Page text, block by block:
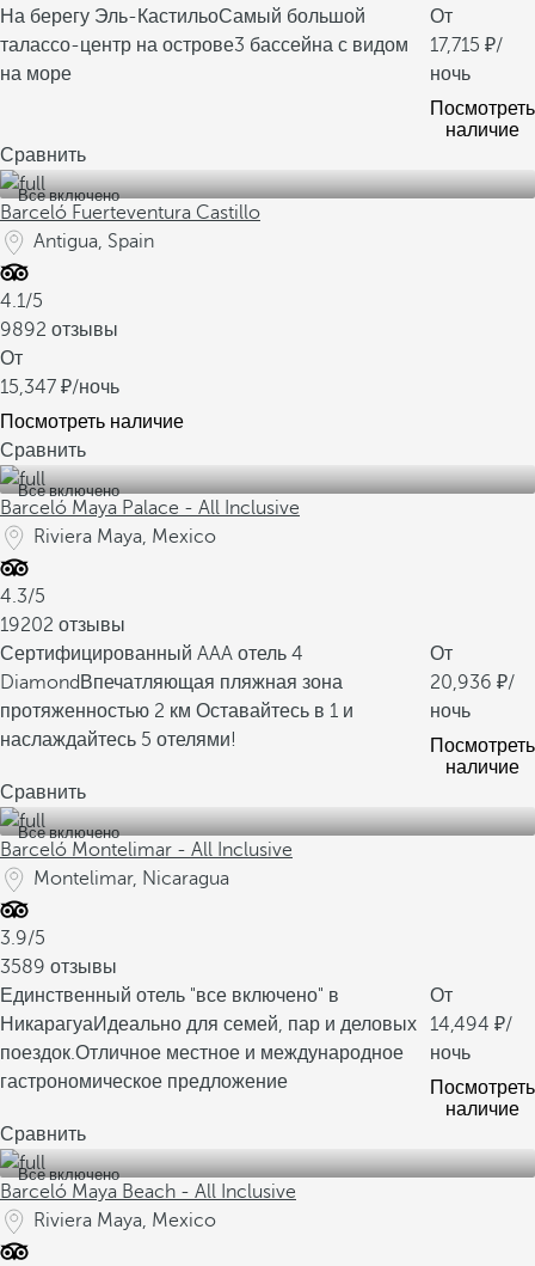
На берегу Эль-КастильоСамый большой
талассо-центр на острове3 бассейна с видом
на море
От
17,715
/
ночь
Посмотреть
наличие
Сравнить
Все включено
Barceló Fuerteventura Castillo
Antigua, Spain
4.1/5
9892 отзывы
От
15,347
/ночь
Посмотреть наличие
Сравнить
Все включено
Barceló Maya Palace - All Inclusive
Riviera Maya, Mexico
4.3/5
19202 отзывы
Сертифицированный AAA отель 4
Diamond Впечатляющая пляжная зона
протяженностью 2 км Оставайтесь в 1 и
наслаждайтесь 5 отелями!
От
20,936
/
ночь
Посмотреть
наличие
Сравнить
Все включено
Barceló Montelimar - All Inclusive
Montelimar, Nicaragua
3.9/5
3589 отзывы
Единственный отель "все включено" в
НикарагуаИдеально для семей, пар и деловых
поездок.Отличное местное и международное
гастрономическое предложение
От
14,494
/
ночь
Посмотреть
наличие
Сравнить
Все включено
Barceló Maya Beach - All Inclusive
Riviera Maya, Mexico